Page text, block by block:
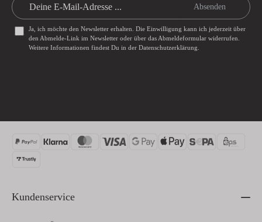
Absenden
Ja, ich möchte den Newsletter erhalten. Die Einwilligung kann ich jederzeit über
den Abmelde-Link im Newsletter oder über das Abmeldeformularwiderrufen.
Weitere Informationen findest Du in der Datenschutzerklärung
Kundenservice